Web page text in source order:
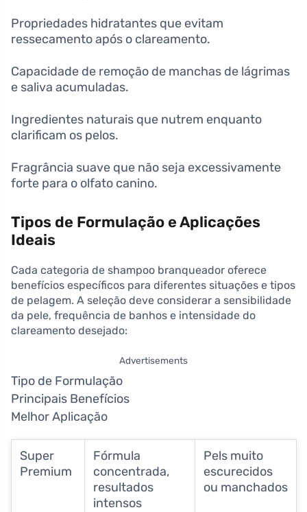
Propriedades hidratantes que evitam
ressecamento após o clareamento.
Capacidade de remoção de manchas de lágrimas
e saliva acumuladas.
Ingredientes naturais que nutrem enquanto
clarificam os pelos.
Fragrância suave que não seja excessivamente
forte para o olfato canino.
Tipos de Formulação e Aplicações
Ideais
Cada categoria de shampoo branqueador oferece
benefícios específicos para diferentes situações e tipos
de pelagem. A seleção deve considerar a sensibilidade
da pele, frequência de banhos e intensidade do
clareamento desejado:
Advertisements
Tipo de Formulação
Principais Benefícios
Melhor Aplicação
Super
Premium
Fórmula
concentrada,
resultados
intensos
Pels muito
escurecidos
ou manchados